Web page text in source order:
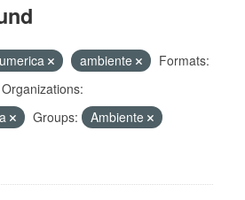
ambiente
Formats:
Organizations:
Groups:
Ambiente